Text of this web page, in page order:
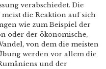
verabschiedet. Die
die Reaktion auf sich
wie zum Beispiel der
oder der ökonomische,
von dem die meisten
werden vor allem die
und der